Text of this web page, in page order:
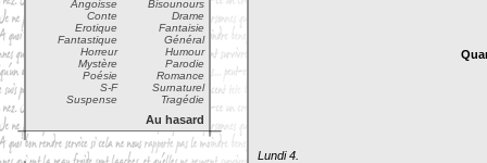
Angoisse
Bisounours
Conte
Drame
Erotique
Fantaisie
Fantastique
Général
Horreur
Humour
Mystère
Parodie
Poésie
Romance
S-F
Surnaturel
Suspense
Tragédie
Au hasard
Lundi 4.